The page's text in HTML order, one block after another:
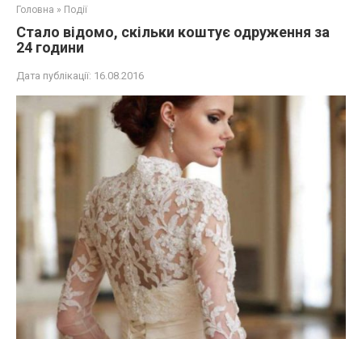
Головна » Події
Стало відомо, скільки коштує одруження за
24 години
Дата публікації: 16.08.2016